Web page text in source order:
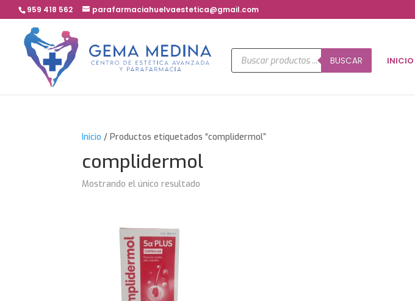
959 418 562 parafarmaciahuelvaestetica@gmail.com
Búsqueda
de
productos
BUSCAR INICIO
Inicio / Productos etiquetados “complidermol”
complidermol
Mostrando el único resultado